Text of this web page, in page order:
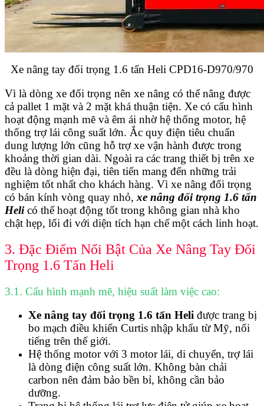
Xe nâng tay đối trọng 1.6 tấn Heli CPD16-D970/970
Vì là dòng xe đối trọng nên xe nâng có thể nâng được
cả pallet 1 mặt và 2 mặt khá thuận tiện. Xe có cấu hình
hoạt động mạnh mẽ và êm ái nhờ hệ thống motor, hệ
thống trợ lái công suất lớn. Ắc quy điện tiêu chuẩn
dung lượng lớn cũng hỗ trợ xe vận hành được trong
khoảng thời gian dài. Ngoài ra các trang thiết bị trên xe
đều là dòng hiện đại, tiên tiến mang đến những trải
nghiệm tốt nhất cho khách hàng. Vì xe nâng đối trọng
có bán kính vòng quay nhỏ, xe nâng đối trọng 1.6 tấn
Helicó thể hoạt động tốt trong không gian nhà kho
chật hẹp, lối đi với diện tích hạn chế một cách linh hoạt.
3. Đặc Điểm Nổi Bật Của Xe Nâng Tay Đối
Trọng 1.6 Tấn Heli
3.1. Cấu hình mạnh mẽ, hiệu suất làm việc cao:
Xe nâng tay đối trọng 1.6 tấn Heli được trang bị
bo mạch điều khiển Curtis nhập khẩu từ Mỹ, nổi
tiếng trên thế giới.
Hệ thống motor với 3 motor lái, di chuyển, trợ lái
là dòng điện công suất lớn. Không bàn chải
carbon nên đảm bảo bền bỉ, không cần bảo
dưỡng.